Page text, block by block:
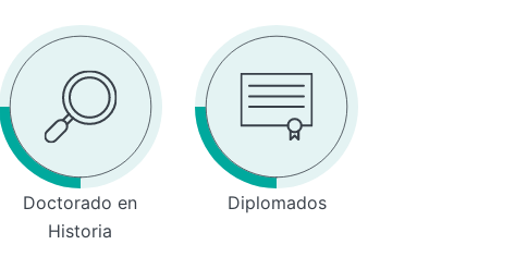
Doctorado en
Historia
Diplomados